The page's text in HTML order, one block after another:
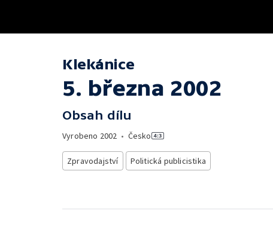
Klekánice
5. března 2002
Obsah dílu
Vyrobeno 2002 • Česko
Zpravodajství Politická publicistika